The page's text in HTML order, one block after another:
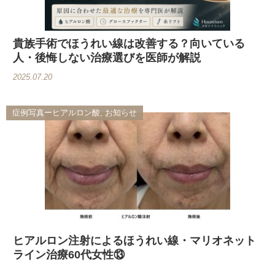
貴族手術でほうれい線は改善する？向いている
人・後悔しない治療選びを医師が解説
2025.07.20
症例写真ーヒアルロン酸, お知らせ
ヒアルロン注射によるほうれい線・マリオネット
ライン治療60代女性⑬